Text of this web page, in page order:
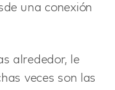
una conexión
alrededor, le
veces son las